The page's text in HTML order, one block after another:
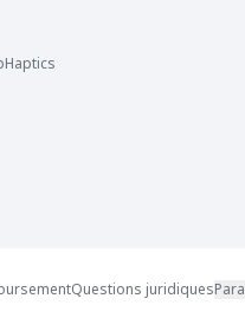
Questions juridiques